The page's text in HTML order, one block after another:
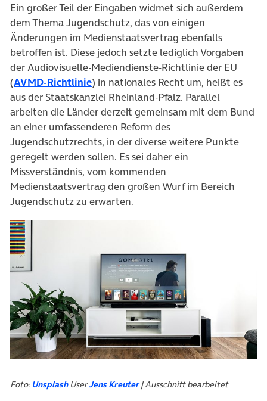
Ein großer Teil der Eingaben widmet sich außerdem
dem Thema Jugendschutz, das von einigen
Änderungen im Medienstaatsvertrag ebenfalls
betroffen ist. Diese jedoch setzte lediglich Vorgaben
der Audiovisuelle-Mediendienste-Richtlinie der EU
(AVMD-Richtlinie(öffnet in neuem Tab)
) in nationales Recht um, heißt es
aus der Staatskanzlei Rheinland-Pfalz. Parallel
arbeiten die Länder derzeit gemeinsam mit dem Bund
an einer umfassenderen Reform des
Jugendschutzrechts, in der diverse weitere Punkte
geregelt werden sollen. Es sei daher ein
Missverständnis, vom kommenden
Medienstaatsvertrag den großen Wurf im Bereich
Jugendschutz zu erwarten.
Foto: Unsplash(öffnet in neuem Tab)
UserJens Kreuter(öffnet in neuem Tab)
| Ausschnitt bearbeitet